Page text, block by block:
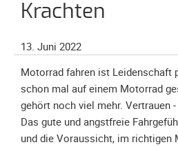
Schirmherrschaft
für
MEHRSi
Unterstützen
Spendenkonto
Förderer
Krachten
13. Juni 2022
Motorrad fahren ist Leidenschaft
schon mal auf einem Motorrad
gehört noch viel mehr. Vertrauen
Das gute und angstfreie
und die Voraussicht, im richtigen